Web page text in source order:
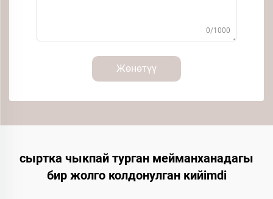
0/1000
Жөнөтүү
сыртка чыкпай турган мейманханадагы
бир жолго колдонулган кийimdi